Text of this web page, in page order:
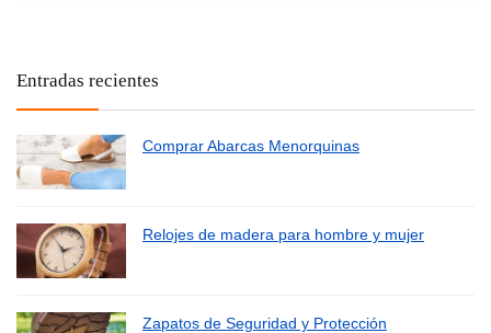
Entradas recientes
Comprar Abarcas Menorquinas
Relojes de madera para hombre y mujer
Zapatos de Seguridad y Protección